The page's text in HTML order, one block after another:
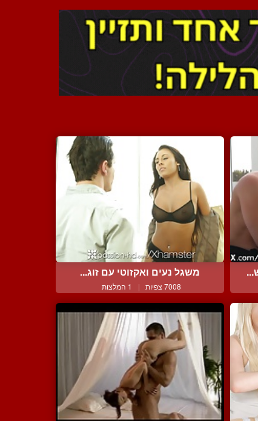
משגל נעים ואקזוטי עם זוג...
7008 צפיות | 1 המלצות